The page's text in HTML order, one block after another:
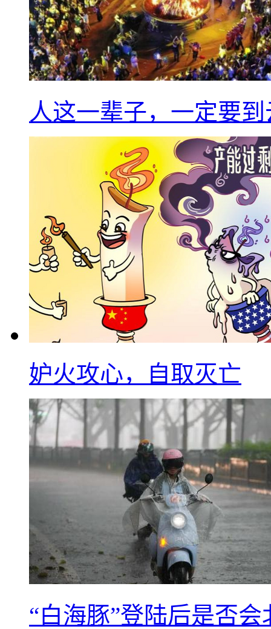
人这一辈子，一定要
妒火攻心，自取灭亡
“白海豚”登陆后是否